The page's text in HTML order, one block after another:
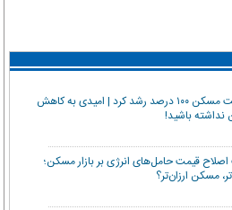
امسال قیمت مسکن ۱۰۰ درصد رشد کرد | امیدی به کاهش
باشید!
قیمت حامل‌های انرژی بر بازار مسکن؛
مسکن ارزان‌تر؟